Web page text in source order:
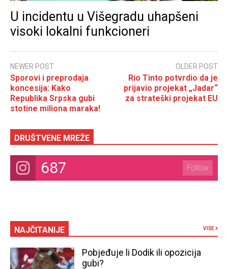
U incidentu u Višegradu uhapšeni
visoki lokalni funkcioneri
NEWER POST
Sporovi i preprodaja
koncesija: Kako
Republika Srpska gubi
stotine miliona maraka!
OLDER POST
Rio Tinto potvrdio da je
prijavio projekat „Jadar“
za strateški projekat EU
DRUŠTVENE MREŽE
687 Follow
NAJČITANIJE VIŠE
Pobjeđuje li Dodik ili opozicija
gubi?